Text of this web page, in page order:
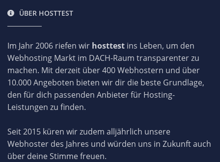
ÜBER HOSTTEST
Im Jahr 2006 riefen wir hosttest ins Leben, um den
Webhosting Markt im DACH-Raum transparenter zu
machen. Mit derzeit über 400 Webhostern und über
10.000 Angeboten bieten wir dir die beste Grundlage,
den für dich passenden Anbieter für Hosting-
Leistungen zu finden.
Seit 2015 küren wir zudem alljährlich unsere
Webhoster des Jahres und würden uns in Zukunft auch
über deine Stimme freuen.